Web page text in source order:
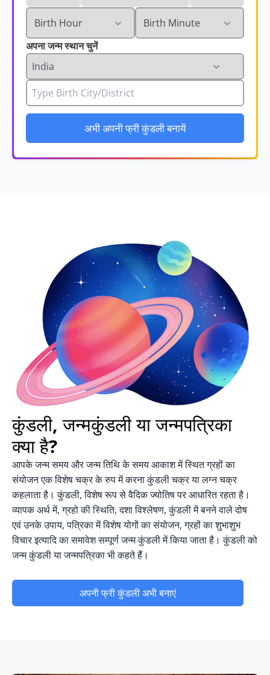
अपना जन्म स्थान चुनें
अभी अपनी फ्री कुंडली बनायें
कुंडली, जन्मकुंडली या जन्मपत्रिका
क्या है?
आपके जन्म समय और जन्म तिथि के समय आकाश में स्थित ग्रहों का
संयोजन एक विशेष चक्र के रुप में करना कुंडली चक्र या लग्न चक्र
कहलाता है। कुंडली, विशेष रूप से वैदिक ज्योतिष पर आधारित रहता है।
व्यापक अर्थ में, ग्रहो की स्थिति, दशा विश्लेषण, कुंडली में बनने वाले दोष
एवं उनके उपाय, पत्रिका में विशेष योगों का संयोजन, ग्रहों का शुभाशुभ
विचार इत्यादि का समावेश सम्पूर्ण जन्म कुंडली में किया जाता है। कुंडली को
जन्म कुंडली या जन्मपत्रिका भी कहते हैं।
अपनी फ्री कुंडली अभी बनाएं